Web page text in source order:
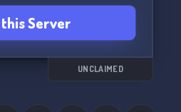
do not tolerate any form of
Don't worry
channel just for
out, it's probably
language.
of Discord link or any
Server
UNCLAIMED